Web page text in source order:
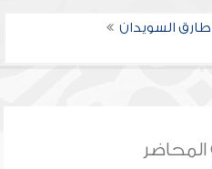
طارق السويدان